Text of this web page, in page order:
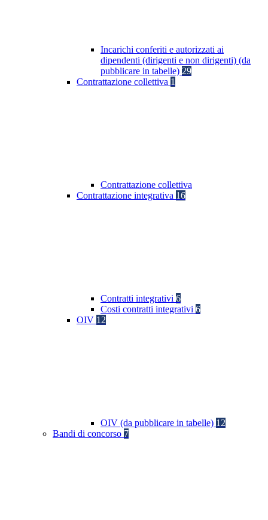
Incarichi conferiti e autorizzati ai
dipendenti (dirigenti e non dirigenti) (da
pubblicare in tabelle) 29
Contrattazione collettiva 1
Contrattazione collettiva
Contrattazione integrativa 16
Contratti integrativi 6
Costi contratti integrativi 6
OIV 12
OIV (da pubblicare in tabelle) 12
Bandi di concorso 7